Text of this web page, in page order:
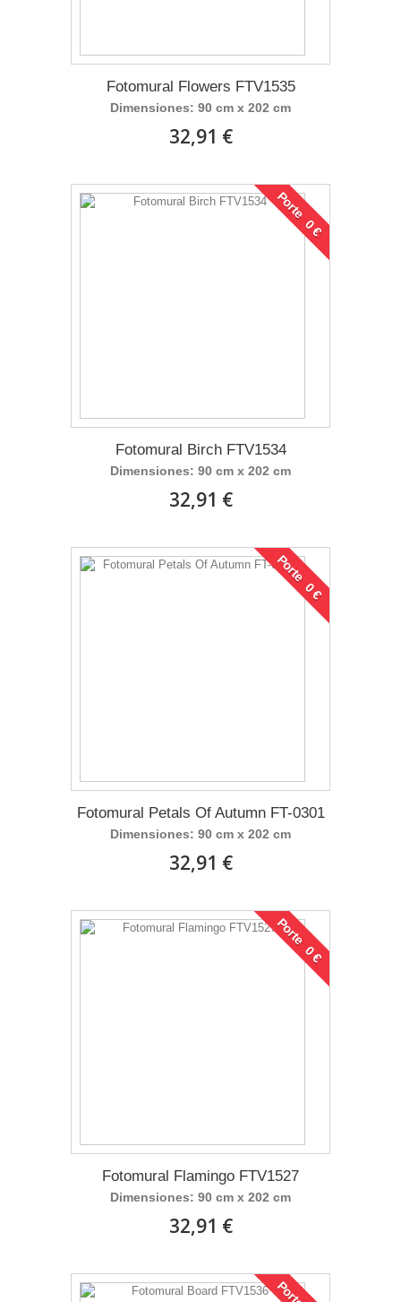
Fotomural Flowers FTV1535
Dimensiones: 90 cm x 202 cm
32,91 €
Porte 0 €
Fotomural Birch FTV1534
Dimensiones: 90 cm x 202 cm
32,91 €
Porte 0 €
Fotomural Petals Of Autumn FT-0301
Dimensiones: 90 cm x 202 cm
32,91 €
Porte 0 €
Fotomural Flamingo FTV1527
Dimensiones: 90 cm x 202 cm
32,91 €